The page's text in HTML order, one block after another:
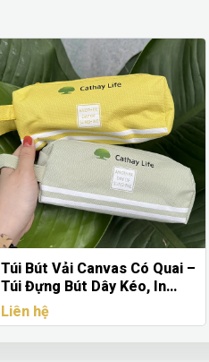
Túi Bút Vải Canvas Có Quai –
Túi Đựng Bút Dây Kéo, In
Logo Theo Yêu Cầu (Số
Lượng Lớn)
Liên hệ